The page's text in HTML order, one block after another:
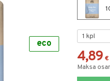
eco
4,89 €
Maksa